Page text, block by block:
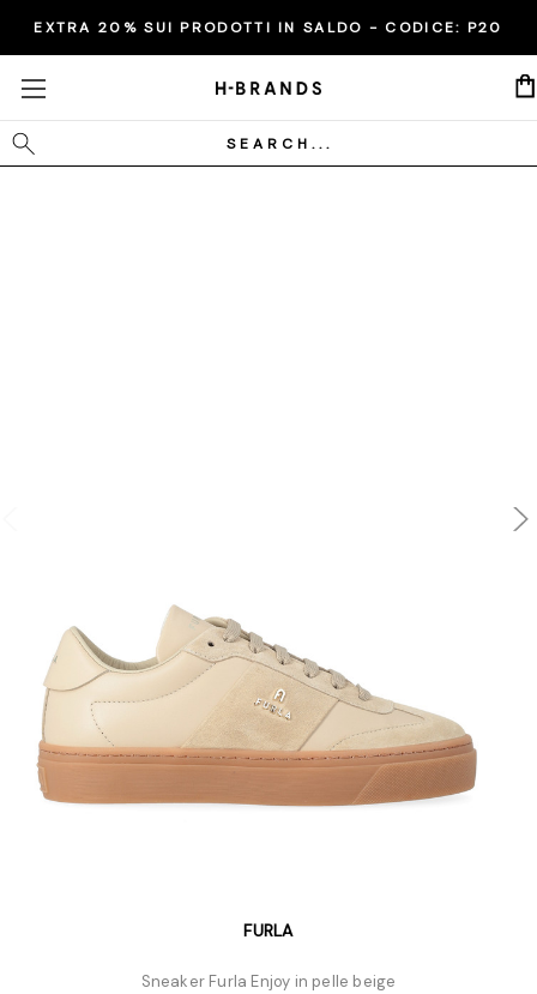
EXTRA 20% SUI PRODOTTI IN SALDO - CODICE: P20
Cerca
FURLA
Sneaker Furla Enjoy in pelle beige